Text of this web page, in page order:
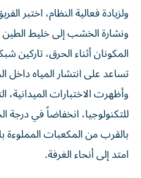
ولزيادة فعالية النظام، اختبر
ونشارة الخشب إلى خليط
المكونان أثناء الحرق، تاركين
تساعد على انتشار المياه
وأظهرت الاختبارات
بالقرب من المكعبات المملوءة
امتد إلى أنحاء الغرفة.